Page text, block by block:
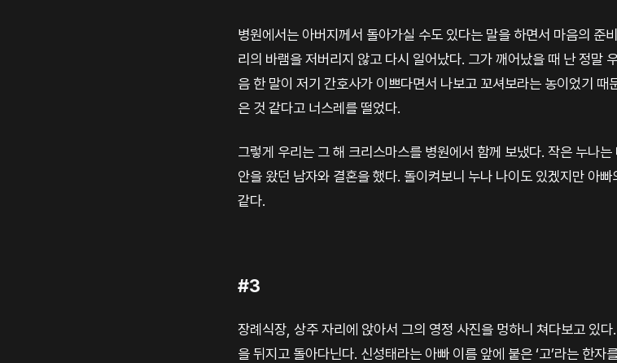
병원에서는 아버지께서 돌아가실 수도 있다는 말을 하면서 마음의 준
리의 바램을 저버리지 않고 다시 일어났다. 그가 깨어났을 때 난 정말
음 한 말이 저기 간호사가 이쁘다면서 나보고 꼬셔보라는 농이었기
은 것 같다고 너스레를 떨었다.
그렇게 우리는 그 해 크리스마스를 병원에서 함께 보냈다. 작은 누나
안을 왔던 남자와 결혼을 했다. 돌이켜보니 누나 나이도 있겠지만 아
같다.
#3
장례식장, 상주 자리에 앉아서 그의 영정 사진을 멍하니 쳐다보고 있
을 뒤지고 돌아다닌다. 신성태라는 아빠 이름 앞에 붙은 ‘고’라는 한